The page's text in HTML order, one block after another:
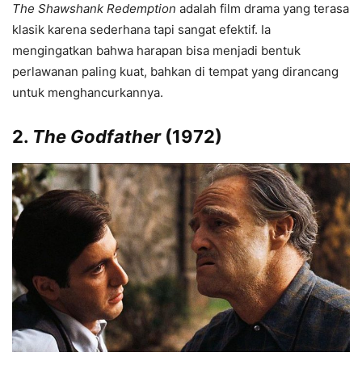
The Shawshank Redemption adalah film drama yang terasa
klasik karena sederhana tapi sangat efektif. Ia
mengingatkan bahwa harapan bisa menjadi bentuk
perlawanan paling kuat, bahkan di tempat yang dirancang
untuk menghancurkannya.
2. The Godfather(1972)